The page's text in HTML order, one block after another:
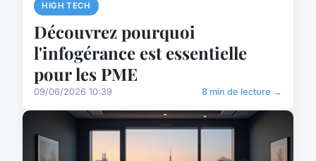
HIGH TECH
Découvrez pourquoi
l'infogérance est essentielle
pour les PME
09/06/2026 10:39 8 min de lecture →